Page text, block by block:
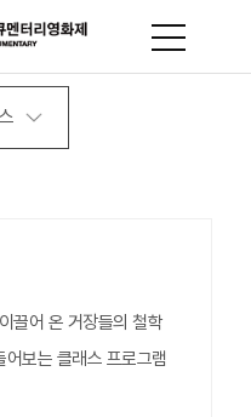
끌어 온 거장들의 철학
보는 클래스 프로그램